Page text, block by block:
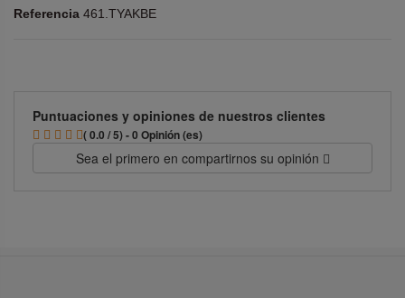
Referencia 461.TYAKBE
Puntuaciones y opiniones de nuestros clientes
( 0.0 / 5) - 0 Opinión (es)
Sea el primero en compartirnos su opinión